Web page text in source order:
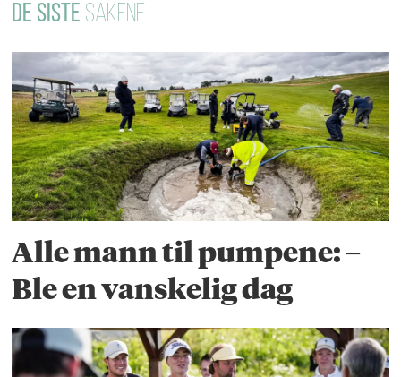
DE SISTE SAKENE
Alle mann til pumpene: –
Ble en vanskelig dag